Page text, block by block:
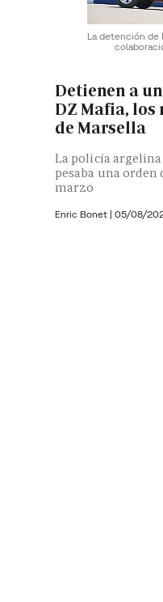
La detención de
Detienen a
DZ Mafia,
de Marsella
La policía
pesaba una
marzo
Enric Bonet | 05/08/